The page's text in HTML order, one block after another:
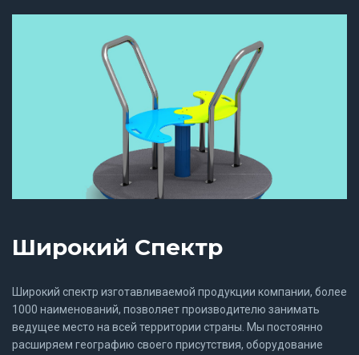
Широкий Спектр
Широкий спектр изготавливаемой продукции компании, более
1000 наименований, позволяет производителю занимать
ведущее место на всей территории страны. Мы постоянно
расширяем географию своего присутствия, оборудование